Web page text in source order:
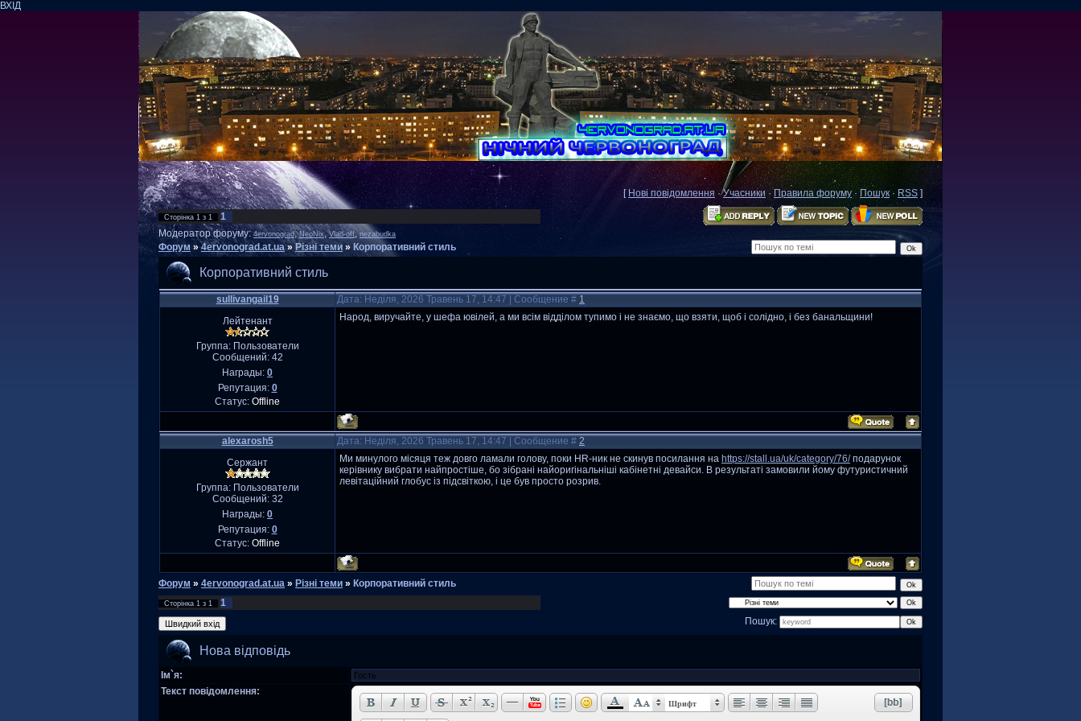
ВХІД
[ Нові повідомлення ·Учасники·Правила форуму · Пошук· RSS ]
Сторінка 1 з 1
1
Модератор форуму:4ervonograd,NeoNix,Vlad-off,nezabudka
Форум » 4ervonograd.at.ua » Різні теми » Корпоративний стиль
Корпоративний стиль
sullivangail19 Дата: Неділя, 2026 Травень 17, 14:47 | Сообщение # 1
Лейтенант
Группа: Пользователи
Сообщений: 42
Награды: 0
Репутация: 0
Статус: Offline
Народ, виручайте, у шефа ювілей, а ми всім відділом тупимо і не знаємо, що взяти, щоб і солідно, і без банальщини!
alexarosh5 Дата: Неділя, 2026 Травень 17, 14:47 | Сообщение # 2
Сержант
Группа: Пользователи
Сообщений: 32
Награды: 0
Репутация: 0
Статус: Offline
Ми минулого місяця теж довго ламали голову, поки HR-ник не скинув посилання на https://stall.ua/uk/category/76/подарунок
керівнику вибрати найпростіше, бо зібрані найоригінальніші кабінетні девайси. В результаті замовили йому футуристичний
левітаційний глобус із підсвіткою, і це був просто розрив.
Форум » 4ervonograd.at.ua » Різні теми » Корпоративний стиль
Сторінка 1 з 1
1
Пошук:
Нова відповідь
Ім`я:
Текст повідомлення:
Шрифт